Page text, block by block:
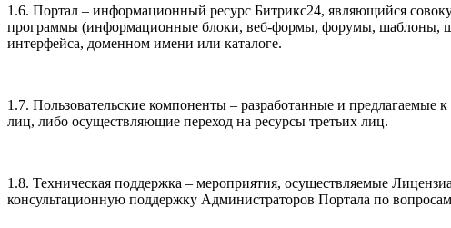
1.6. Портал – информационный ресурс Битрикс24, являющийся
программы (информационные блоки, веб-формы, форумы, шаблоны,
интерфейса, доменном имени или каталоге.
1.7. Пользовательские компоненты – разработанные и
лиц, либо осуществляющие переход на ресурсы третьих лиц.
1.8. Техническая поддержка – мероприятия, осуществляемые
консультационную поддержку Администраторов Портала по